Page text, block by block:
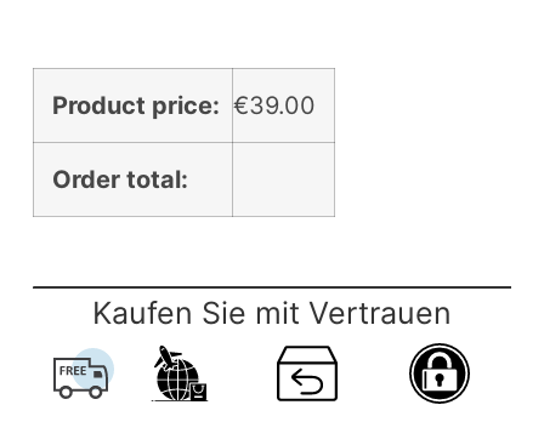
Product price: €39.00
Order total:
Kaufen Sie mit Vertrauen